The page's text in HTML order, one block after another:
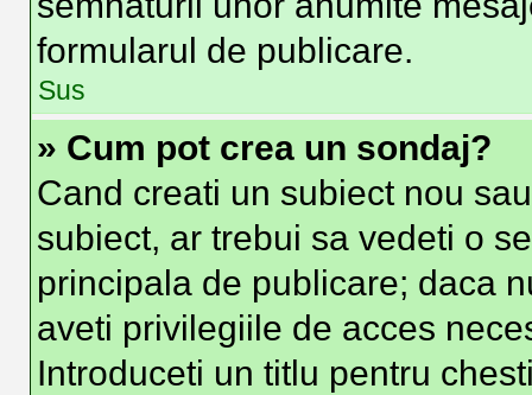
formularul de publicare.
Sus
» Cum pot crea un sondaj?
Cand creati un subiect nou
subiect, ar trebui sa vedeti o
principala de publicare; daca
aveti privilegiile de acces
Introduceti un titlu pentru